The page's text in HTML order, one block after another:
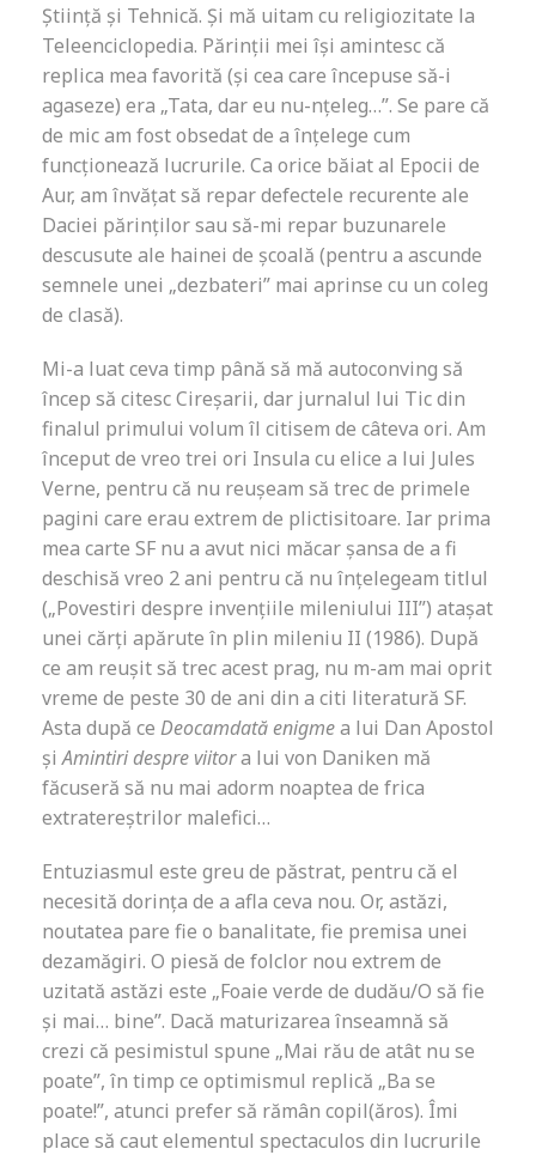
Știință și Tehnică. Și mă uitam cu religiozitate la
Teleenciclopedia. Părinții mei își amintesc că
replica mea favorită (și cea care începuse să-i
agaseze) era „Tata, dar eu nu-nțeleg…”. Se pare că
de mic am fost obsedat de a înțelege cum
funcționează lucrurile. Ca orice băiat al Epocii de
Aur, am învățat să repar defectele recurente ale
Daciei părinților sau să-mi repar buzunarele
descusute ale hainei de școală (pentru a ascunde
semnele unei „dezbateri” mai aprinse cu un coleg
de clasă).
Mi-a luat ceva timp până să mă autoconving să
încep să citesc Cireșarii, dar jurnalul lui Tic din
finalul primului volum îl citisem de câteva ori. Am
început de vreo trei ori Insula cu elice a lui Jules
Verne, pentru că nu reușeam să trec de primele
pagini care erau extrem de plictisitoare. Iar prima
mea carte SF nu a avut nici măcar șansa de a fi
deschisă vreo 2 ani pentru că nu înțelegeam titlul
(„Povestiri despre invențiile mileniului III”) atașat
unei cărți apărute în plin mileniu II (1986). După
ce am reușit să trec acest prag, nu m-am mai oprit
vreme de peste 30 de ani din a citi literatură SF.
Asta după ce Deocamdată enigmea lui Dan Apostol
șiAmintiri despre viitora lui von Daniken mă
făcuseră să nu mai adorm noaptea de frica
extratereștrilor malefici…
Entuziasmul este greu de păstrat, pentru că el
necesită dorința de a afla ceva nou. Or, astăzi,
noutatea pare fie o banalitate, fie premisa unei
dezamăgiri. O piesă de folclor nou extrem de
uzitată astăzi este „Foaie verde de dudău/O să fie
și mai… bine”. Dacă maturizarea înseamnă să
crezi că pesimistul spune „Mai rău de atât nu se
poate”, în timp ce optimismul replică „Ba se
poate!”, atunci prefer să rămân copil(ăros). Îmi
place să caut elementul spectaculos din lucrurile